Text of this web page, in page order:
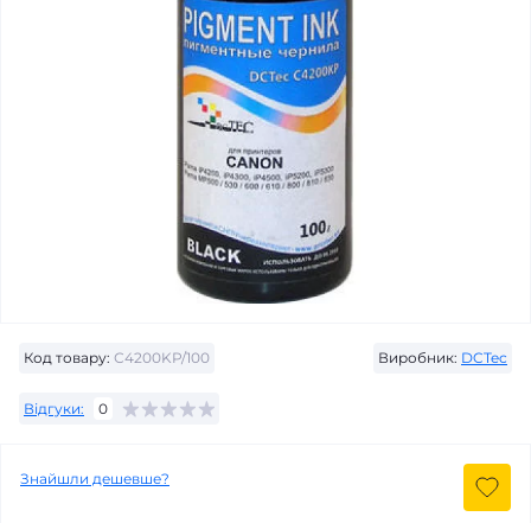
Код товару: С4200KP/100 Виробник: DCTec
Відгуки: 0
Знайшли дешевше?